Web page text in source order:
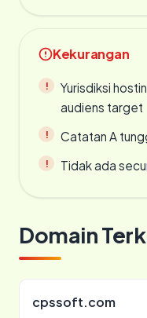
Kekurangan
Yurisdiksi
audiens target
Catatan A
Tidak ada
Domain
cpssoft.com